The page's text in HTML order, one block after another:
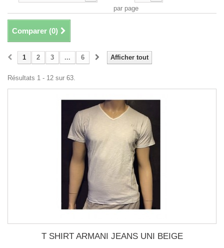
par page
Comparer (0)
Afficher tout
1 2 3 ... 6
Résultats 1 - 12 sur 63.
T SHIRT ARMANI JEANS UNI BEIGE